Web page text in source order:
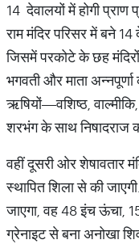
14 देवालयों में होगी प्राण
राम मंदिर परिसर में बने 14
जिसमें परकोटे के छह
भगवती और माता अन्नपूर्णा
ऋषियों—वशिष्ठ,
शरभंग के साथ निषादराज
वहीं दूसरी ओर शेषावतार
स्थापित शिला से की
जाएगा, वह 48 इंच ऊंचा,
ग्रेनाइट से बना अनोखा